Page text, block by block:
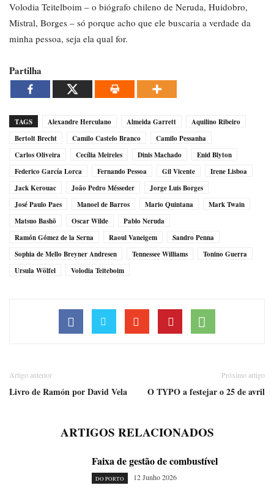
Volodia Teitelboim – o biógrafo chileno de Neruda, Huidobro,
Mistral, Borges – só porque acho que ele buscaria a verdade da
minha pessoa, seja ela qual for.
Partilha
TAGS Alexandre Herculano Almeida Garrett
Aquilino Ribeiro
Bertolt Brecht
Camilo Castelo Branco
Camilo Pessanha
Carlos Oliveira
Cecília Meireles Dinis Machado
Enid Blyton
Federico García Lorca
Fernando Pessoa Gil Vicente
Irene Lisboa
Jack Kerouac
João Pedro Mésseder
Jorge Luis Borges
José Paulo Paes
Manoel de Barros Mario Quintana
Mark Twain
Matsuo Bashō
Oscar Wilde
Pablo Neruda
Ramón Gómez de la Serna
Raoul Vaneigem
Sandro Penna
Sophia de Mello Breyner Andresen
Tennessee Williams
Tonino Guerra
Ursula Wölfel
Volodia Teiteboim
Artigo anterior
Livro de Ramón por David Vela
Próximo artigo
O TYPO a festejar o 25 de avril
ARTIGOS RELACIONADOS
Faixa de gestão de combustível
DO PORTO 12 Junho 2026